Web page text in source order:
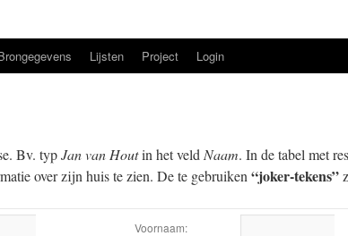
Lijsten Project Login
Bv. typJan van Houtin het veld Naam. In de tabel met
over zijn huis te zien. De te gebruiken “joker-tekens”
Voornaam: